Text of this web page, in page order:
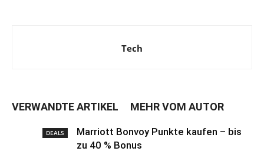
Tech
VERWANDTE ARTIKEL MEHR VOM AUTOR
DEALS
Marriott Bonvoy Punkte kaufen – bis
zu 40 % Bonus